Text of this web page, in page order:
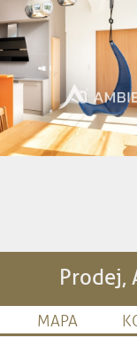
Prodej,
MAPA